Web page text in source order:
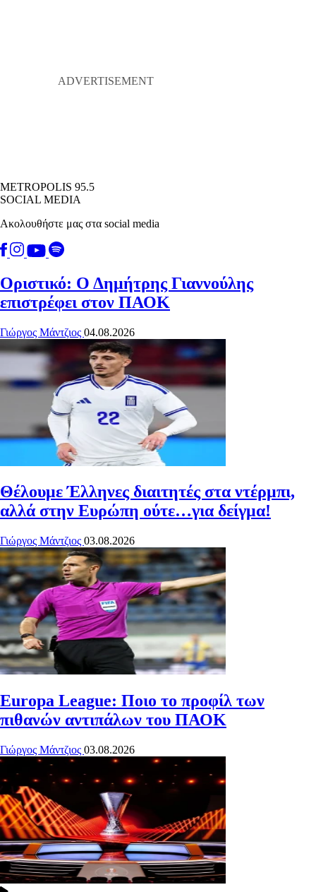
METROPOLIS 95.5
SOCIAL MEDIA
Ακολουθήστε μας στα social media
Οριστικό: Ο Δημήτρης Γιαννούλης
επιστρέφει στον ΠΑΟΚ
Γιώργος Μάντζιος 04.08.2026
Θέλουμε Έλληνες διαιτητές στα ντέρμπι,
αλλά στην Ευρώπη ούτε…για δείγμα!
Γιώργος Μάντζιος 03.08.2026
Europa League: Ποιο το προφίλ των
πιθανών αντιπάλων του ΠΑΟΚ
Γιώργος Μάντζιος 03.08.2026